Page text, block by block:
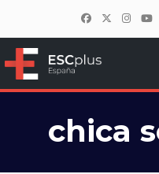
ESCplus
chica